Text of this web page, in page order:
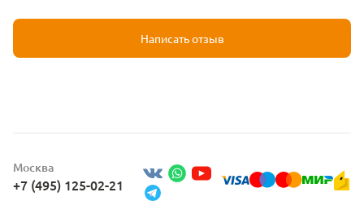
Написать отзыв
Москва
+7 (495) 125-02-21